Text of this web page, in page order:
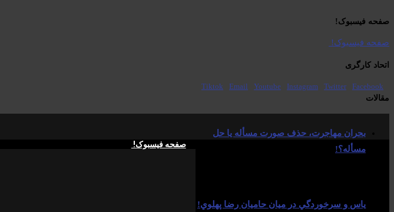
صفحە فیسبوک! ​
صفحە فیسبوک! ​
اتحاد کارگری
Facebook
Twitter
Instagram
Youtube
Email
Tiktok
مقالات
بحران مهاجرت‌، حذف صورت مسأله یا حل
مسأله؟!
ياس و سرخوردگي در ميان حاميان رضا پهلوي!
صفحە فیسبوک! ​